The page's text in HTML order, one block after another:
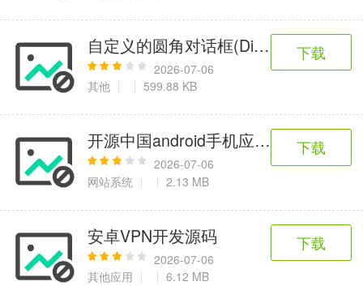
自定义的圆角对话框(Dialog)效果
2026-07-06
其他
599.88 KB
下载
开源中国android手机应用最新版本客
2026-07-06
网站系统
2.13 MB
下载
安卓VPN开发源码
2026-07-06
其他应用
6.12 MB
下载